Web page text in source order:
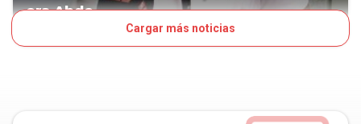
era Abdo
Cargar más noticias